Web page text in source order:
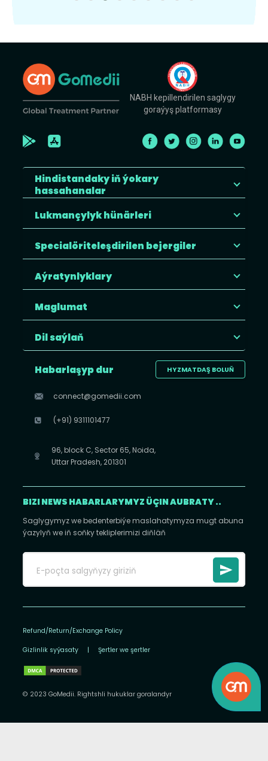
NABH kepillendirilen saglygy
goraýyş platformasy
Hindistandaky iň ýokary
hassahanalar
Lukmançylyk hünärleri
Specialöriteleşdirilen bejergiler
Aýratynlyklary
Maglumat
Dil saýlaň
HYZMATDAŞ BOLUŇ
Habarlaşyp dur
connect@gomedii.com
(+91) 9311101477
96, block C, Sector 65, Noida,
Uttar Pradesh, 201301
BIZI NEWS HABARLARYMYZ ÜÇIN AUBRATY ..
Saglygymyz we bedenterbiýe maslahatymyza mugt abuna
ýazylyň we iň soňky tekliplerimizi diňläň
Refund/Return/Exchange Policy
Gizlinlik syýasaty | Şertler we şertler
© 2023 GoMedii. Rightshli hukuklar goralandyr